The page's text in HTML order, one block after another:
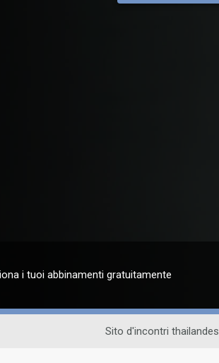
i tuoi abbinamenti gratuitamente
Sito d'incontri